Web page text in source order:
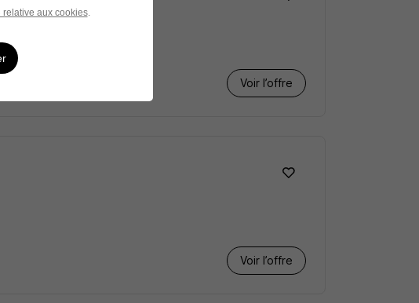
Voir l’offre
Voir l’offre
relative aux cookies.